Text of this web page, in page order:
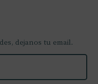
dejanos tu email.